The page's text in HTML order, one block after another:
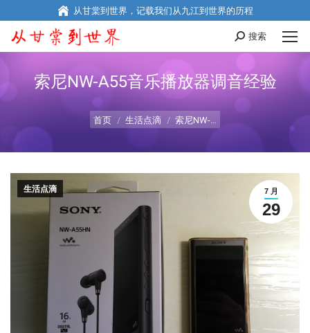
从甘棠到世界，记载我们从九江到世界的历程
Search:
搜索
索尼NW-A55音乐播放器调音经验
首页 生活点滴 索尼NW-…
7 月
29
生活点滴